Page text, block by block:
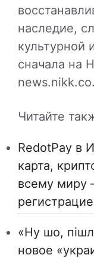
наследие,
культурной
сначала на
Читайте
RedotPay в
карта,
всему миру
«Ну шо,
новое